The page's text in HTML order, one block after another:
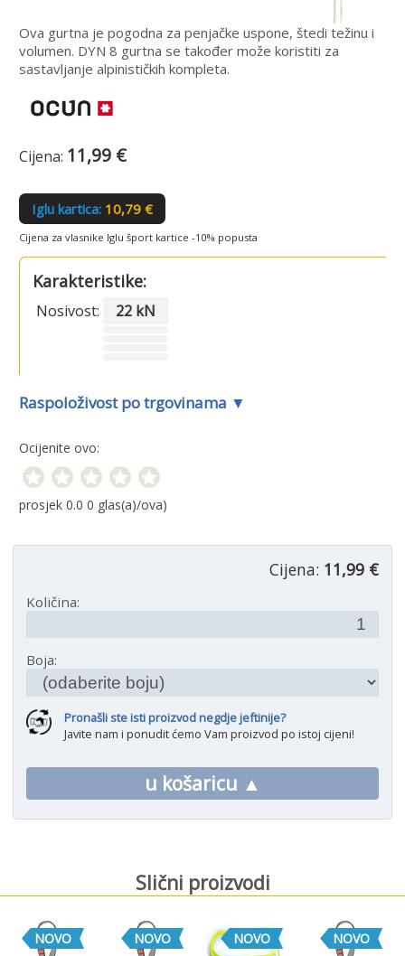
Ova gurtna je pogodna za penjačke uspone, štedi težinu i
volumen. DYN 8 gurtna se također može koristiti za
sastavljanje alpinističkih kompleta.
Cijena: 11,99 €
Iglu kartica: 10,79 €
Cijena za vlasnike Iglu šport kartice -10% popusta
Karakteristike:
Nosivost: 22 kN
Raspoloživost po trgovinama ▼
Ocijenite ovo:
prosjek 0.0 0 glas(a)/ova)
Cijena: 11,99 €
Količina:
Boja:
Pronašli ste isti proizvod negdje jeftinije?
Javite nam i ponudit ćemo Vam proizvod po istoj cijeni!
u košaricu ▲
Slični proizvodi
NOVO NOVO NOVO NOVO